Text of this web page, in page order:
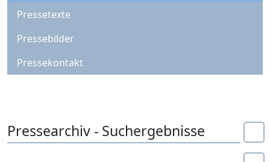
Pressetexte
Pressebilder
Pressekontakt
Pressearchiv - Suchergebnisse